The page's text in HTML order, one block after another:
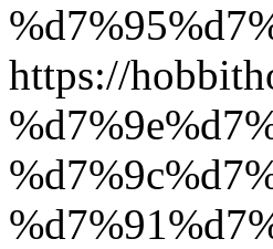
https://